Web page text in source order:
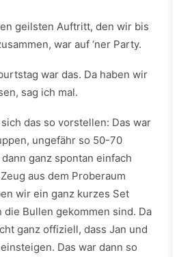
geilsten Auftritt, den wir bis
war auf ‘ner Party.
war das. Da haben wir
sag ich mal.
das so vorstellen: Das war
ungefähr so 50-70
ganz spontan einfach
aus dem Proberaum
wir ein ganz kurzes Set
Bullen gekommen sind. Da
ganz offiziell, dass Jan und
Das war dann so